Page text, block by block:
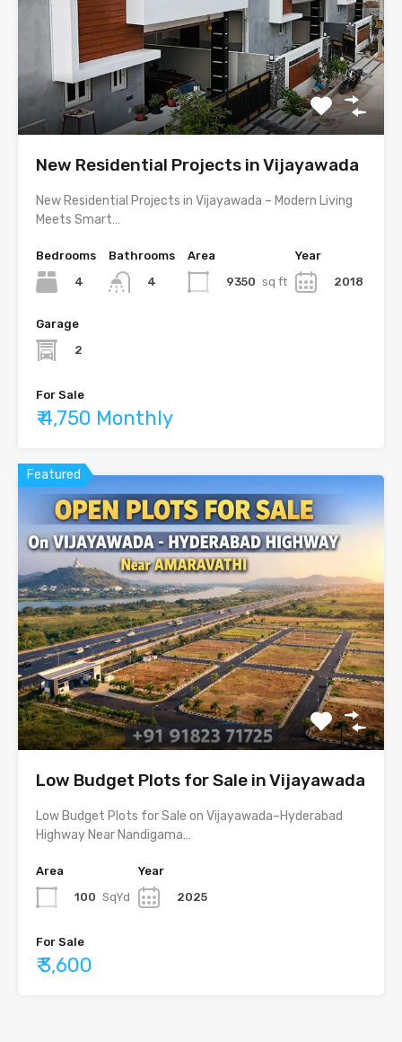
New Residential Projects in Vijayawada
New Residential Projects in Vijayawada – Modern Living
Meets Smart…
Bedrooms
4
Bathrooms
4
Area
9350 sq ft
Year
2018
Garage
2
For Sale
₹ 4,750 Monthly
Featured
Low Budget Plots for Sale in Vijayawada
Low Budget Plots for Sale on Vijayawada–Hyderabad
Highway Near Nandigama…
Area
100 SqYd
Year
2025
For Sale
₹ 3,600